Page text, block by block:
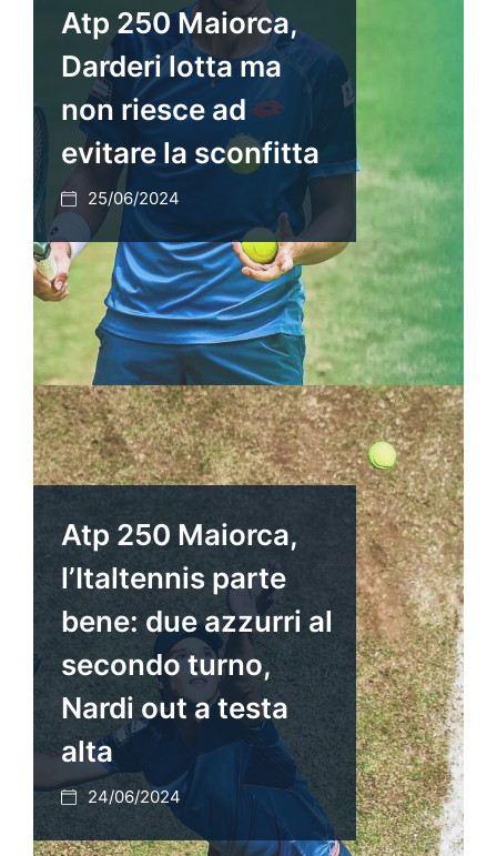
Atp 250 Maiorca,
Darderi lotta ma
non riesce ad
evitare la sconfitta
25/06/2024
Atp 250 Maiorca,
l’Italtennis parte
bene: due azzurri al
secondo turno,
Nardi out a testa
alta
24/06/2024